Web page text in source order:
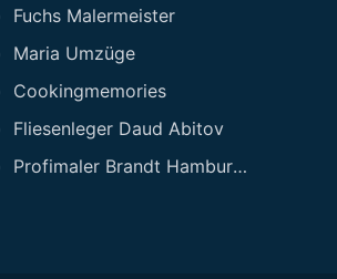
Fuchs Malermeister
Maria Umzüge
Cookingmemories
Fliesenleger Daud Abitov
Profimaler Brandt Hamburg GmbH Maler und Sanierungsfirma Hamburg